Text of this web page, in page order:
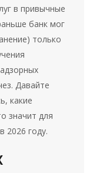
в привычные
банк мог
только
Давайте
какие
значит для
2026 году.